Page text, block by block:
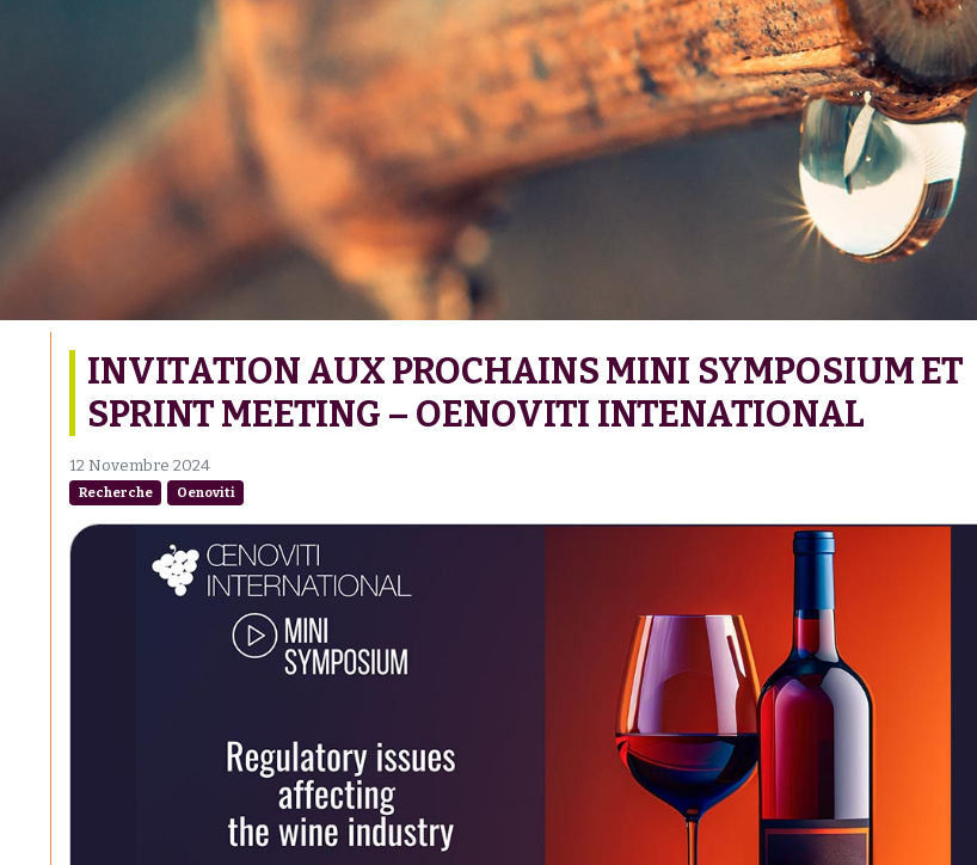
INVITATION AUX PROCHAINS MINI SYMPOSIUM ET
SPRINT MEETING – OENOVITI INTENATIONAL
12 Novembre 2024
Recherche Oenoviti